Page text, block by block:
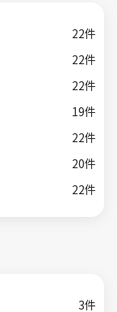
22件
22件
22件
19件
22件
20件
22件
3件